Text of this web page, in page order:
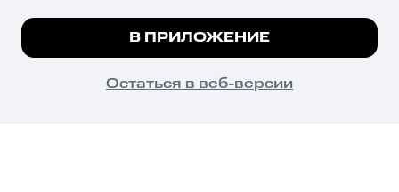
психотропных веществ, их аналогов причиняет вред здоровью,
их незаконный оборот запрещён и влечёт установленную
законодательством ответственность.
© 2026 ООО «КИОН».
Все права защищены
Мы используем куки, чтобы на сайте все
Подробнее
ПОНЯТНО
В ПРИЛОЖЕНИЕ
Остаться в веб-версии